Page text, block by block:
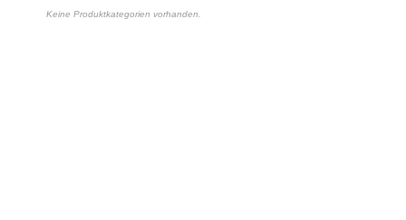
Keine Produktkategorien vorhanden.